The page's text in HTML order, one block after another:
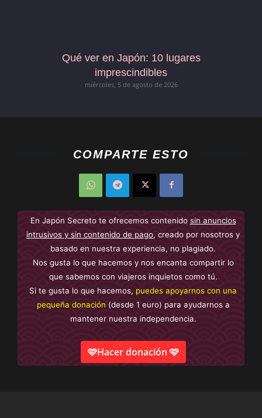
Qué ver en Japón: 10 lugares
imprescindibles
miércoles, 5 de agosto de 2026
COMPARTE ESTO
En Japón Secreto te ofrecemos contenido sin anuncios
intrusivos y sin contenido de pago, creado por nosotros y
basado en nuestra experiencia, no plagiado.
Nos gusta lo que hacemos y nos encanta compartir lo
que sabemos con viajeros inquietos como tú.
Si te gusta lo que hacemos, puedes apoyarnos con una
pequeña donación (desde 1 euro) para ayudarnos a
mantener nuestra independencia.
🩷Hacer donación 🩷